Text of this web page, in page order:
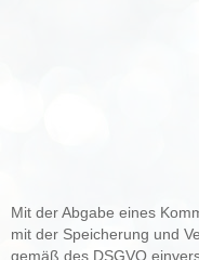
Mit der Abgabe eines
mit der Speicherung und
gemäß des DSGVO